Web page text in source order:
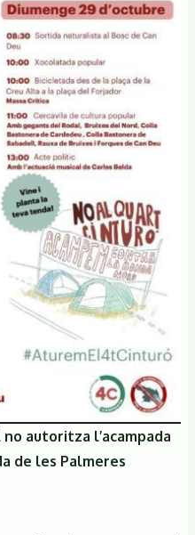
I
LA
RONDA
NORD
A
SABADELL
autoritza l’acampada
de les Palmeres